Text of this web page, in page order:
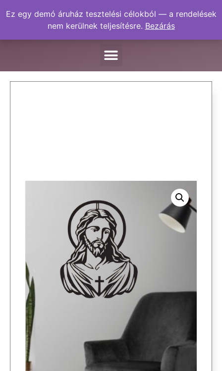
Ez egy demó áruház tesztelési célokból — a rendelések
nem kerülnek teljesítésre. Bezárás